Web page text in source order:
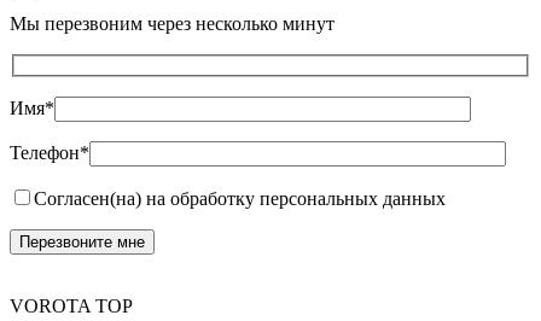
Мы перезвоним через несколько минут
Имя*
Телефон*
Согласен(на) на обработку персональных данных
VOROTA TOP